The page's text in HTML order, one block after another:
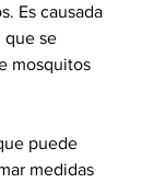
Es causada
que se
mosquitos
puede
medidas